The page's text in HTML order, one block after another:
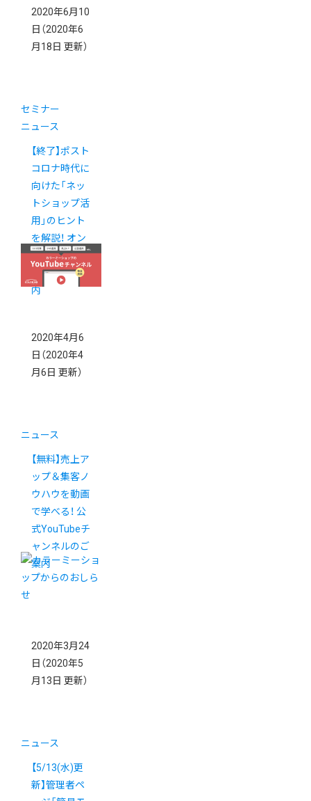
2020年6月10
日 （2020年6
月18日 更新）
セミナー
ニュース
【終了】ポスト
コロナ時代に
向けた「ネッ
トショップ活
用」のヒント
を解説！ オン
ラインイベン
ト開催のご案
内
2020年4月6
日 （2020年4
月6日 更新）
ニュース
【無料】売上ア
ップ＆集客ノ
ウハウを動画
で学べる！ 公
式YouTubeチ
ャンネルのご
案内
2020年3月24
日 （2020年5
月13日 更新）
ニュース
【5/13(水)更
新】管理者ペ